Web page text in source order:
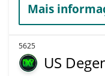
Mais
5625
US